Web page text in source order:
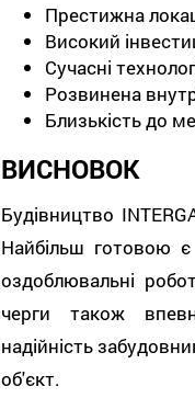
Престижна
Високий
Сучасні
Розвинена
Близькість до
ВИСНОВОК
Будівництво
Найбільш готовою
оздоблювальні
черги також
надійність
об'єкт.